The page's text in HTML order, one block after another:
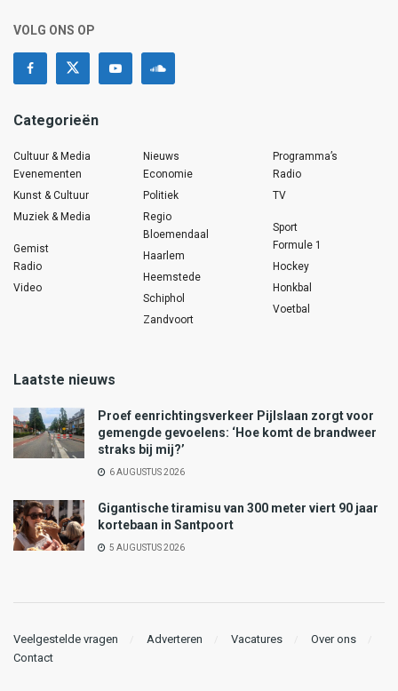
VOLG ONS OP
Categorieën
Cultuur & Media
Evenementen
Kunst & Cultuur
Muziek & Media
Gemist
Radio
Video
Nieuws
Economie
Politiek
Regio
Bloemendaal
Haarlem
Heemstede
Schiphol
Zandvoort
Programma’s
Radio
TV
Sport
Formule 1
Hockey
Honkbal
Voetbal
Laatste nieuws
Proef eenrichtingsverkeer Pijlslaan zorgt voor
gemengde gevoelens: ‘Hoe komt de brandweer
straks bij mij?’
6 AUGUSTUS 2026
Gigantische tiramisu van 300 meter viert 90 jaar
kortebaan in Santpoort
5 AUGUSTUS 2026
Veelgestelde vragen Adverteren Vacatures
Over ons
Contact